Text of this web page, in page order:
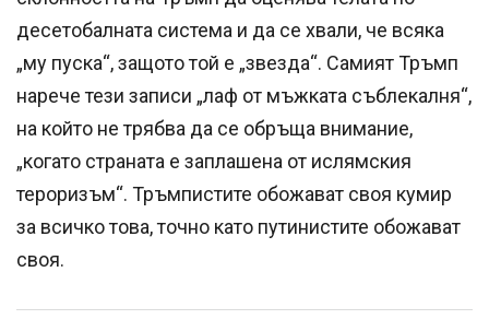
десетобалната система и да се хвали, че всяка
„му пуска“, защото той е „звезда“. Самият Тръмп
нарече тези записи „лаф от мъжката съблекалня“,
на който не трябва да се обръща внимание,
„когато страната е заплашена от ислямския
тероризъм“. Тръмпистите обожават своя кумир
за всичко това, точно като путинистите обожават
своя.